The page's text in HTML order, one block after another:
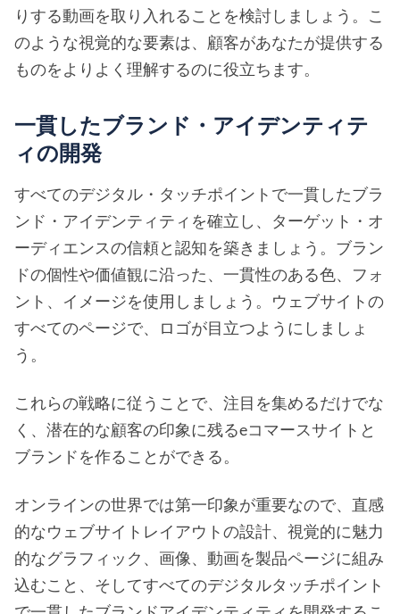
りする動画を取り入れることを検討しましょう。こ
のような視覚的な要素は、顧客があなたが提供する
ものをよりよく理解するのに役立ちます。
一貫したブランド・アイデンティテ
ィの開発
すべてのデジタル・タッチポイントで一貫したブラ
ンド・アイデンティティを確立し、ターゲット・オ
ーディエンスの信頼と認知を築きましょう。ブラン
ドの個性や価値観に沿った、一貫性のある色、フォ
ント、イメージを使用しましょう。ウェブサイトの
すべてのページで、ロゴが目立つようにしましょ
う。
これらの戦略に従うことで、注目を集めるだけでな
く、潜在的な顧客の印象に残るeコマースサイトと
ブランドを作ることができる。
オンラインの世界では第一印象が重要なので、直感
的なウェブサイトレイアウトの設計、視覚的に魅力
的なグラフィック、画像、動画を製品ページに組み
込むこと、そしてすべてのデジタルタッチポイント